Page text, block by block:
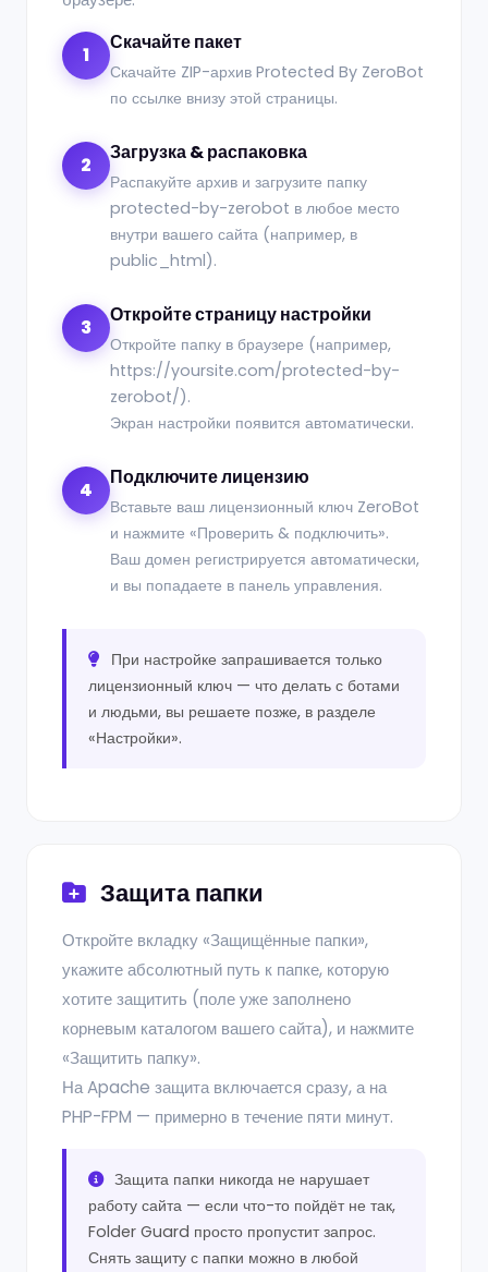
1
Скачайте пакет
Скачайте ZIP-архив Protected By ZeroBot
по ссылке внизу этой страницы.
2
Загрузка & распаковка
Распакуйте архив и загрузите папку
protected-by-zerobot в любое место
внутри вашего сайта (например, в
public_html).
3
Откройте страницу настройки
Откройте папку в браузере (например,
https://yoursite.com/protected-by-
zerobot/).
Экран настройки появится автоматически.
4
Подключите лицензию
Вставьте ваш лицензионный ключ ZeroBot
и нажмите «Проверить & подключить».
Ваш домен регистрируется автоматически,
и вы попадаете в панель управления.
При настройке запрашивается только
лицензионный ключ — что делать с ботами
и людьми, вы решаете позже, в разделе
«Настройки».
Защита папки
Откройте вкладку «Защищённые папки»,
укажите абсолютный путь к папке, которую
хотите защитить (поле уже заполнено
корневым каталогом вашего сайта), и нажмите
«Защитить папку».
На Apache защита включается сразу, а на
PHP-FPM — примерно в течение пяти минут.
Защита папки никогда не нарушает
работу сайта — если что-то пойдёт не так,
Folder Guard просто пропустит запрос.
Снять защиту с папки можно в любой